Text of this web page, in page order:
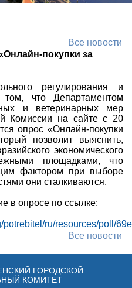
Все новости
покупки за
регулирования и
что Департаментом
и ветеринарных мер
Комиссии на сайте с 20
опрос «Онлайн-покупки
позволит выяснить,
экономического
площадками, что
фактором при выборе
они сталкиваются.
в опросе по ссылке:
potrebitel/ru/resources/poll/
Все новости
ГОРОДСКОЙ
КОМИТЕТ